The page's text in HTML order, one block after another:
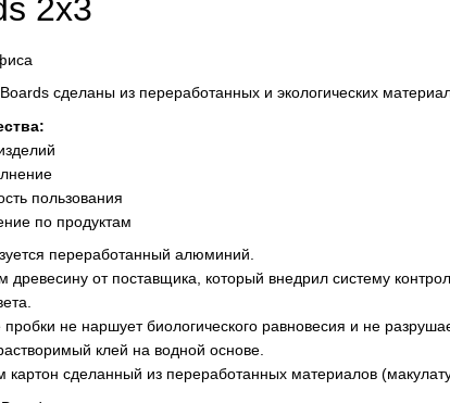
2х3
сделаны из переработанных и экологических
пользования
по продуктам
переработанный алюминий.
древесину от поставщика, который внедрил систему
не наршует биологического равновесия и не
клей на водной основе.
картон сделанный из переработанных материалов